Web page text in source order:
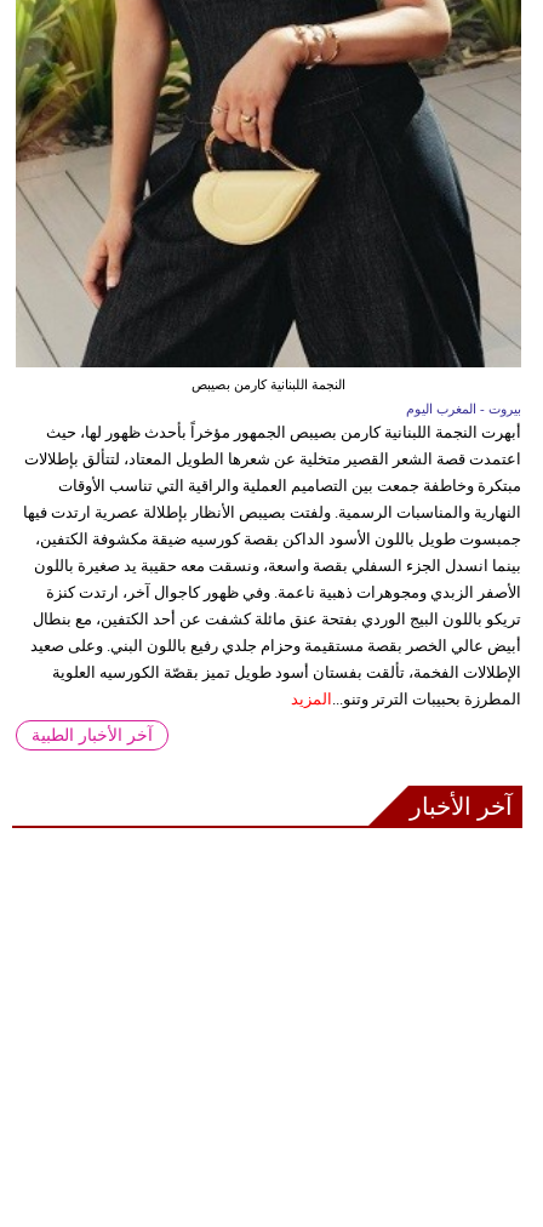
النجمة اللبنانية كارمن بصيبص
بيروت - المغرب اليوم
أبهرت النجمة اللبنانية كارمن بصيبص الجمهور مؤخراً بأحدث ظهور لها، حيث
اعتمدت قصة الشعر القصير متخلية عن شعرها الطويل المعتاد، لتتألق بإطلالات
مبتكرة وخاطفة جمعت بين التصاميم العملية والراقية التي تناسب الأوقات
النهارية والمناسبات الرسمية. ولفتت بصيبص الأنظار بإطلالة عصرية ارتدت فيها
جمبسوت طويل باللون الأسود الداكن بقصة كورسيه ضيقة مكشوفة الكتفين،
بينما انسدل الجزء السفلي بقصة واسعة، ونسقت معه حقيبة يد صغيرة باللون
الأصفر الزبدي ومجوهرات ذهبية ناعمة. وفي ظهور كاجوال آخر، ارتدت كنزة
تريكو باللون البيج الوردي بفتحة عنق مائلة كشفت عن أحد الكتفين، مع بنطال
أبيض عالي الخصر بقصة مستقيمة وحزام جلدي رفيع باللون البني. وعلى صعيد
الإطلالات الفخمة، تألقت بفستان أسود طويل تميز بقصّة الكورسيه العلوية
المطرزة بحبيبات الترتر وتنو...
المزيد
آخر الأخبار الطبية
آخر الأخبار